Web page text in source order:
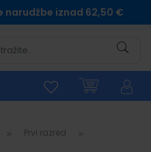
narudžbe iznad 62,50 €
Prvi razred